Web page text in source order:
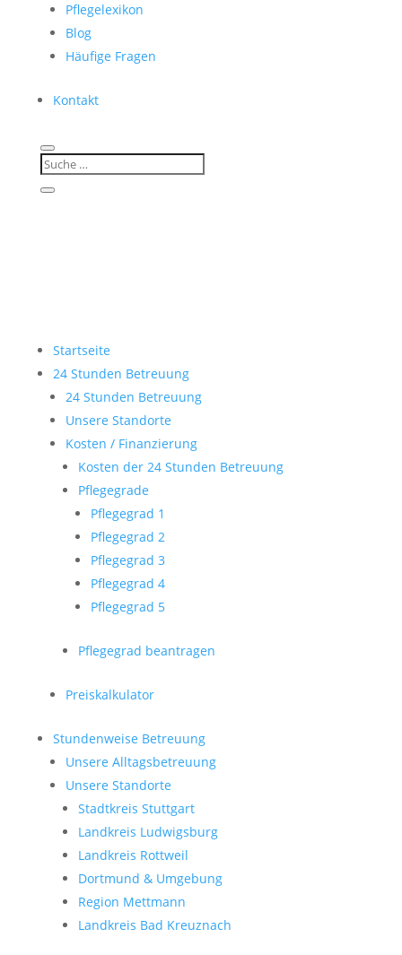
Pflegelexikon
Blog
Häufige Fragen
Kontakt
Startseite
24 Stunden Betreuung
24 Stunden Betreuung
Unsere Standorte
Kosten / Finanzierung
Kosten der 24 Stunden Betreuung
Pflegegrade
Pflegegrad 1
Pflegegrad 2
Pflegegrad 3
Pflegegrad 4
Pflegegrad 5
Pflegegrad beantragen
Preiskalkulator
Stundenweise Betreuung
Unsere Alltagsbetreuung
Unsere Standorte
Stadtkreis Stuttgart
Landkreis Ludwigsburg
Landkreis Rottweil
Dortmund & Umgebung
Region Mettmann
Landkreis Bad Kreuznach